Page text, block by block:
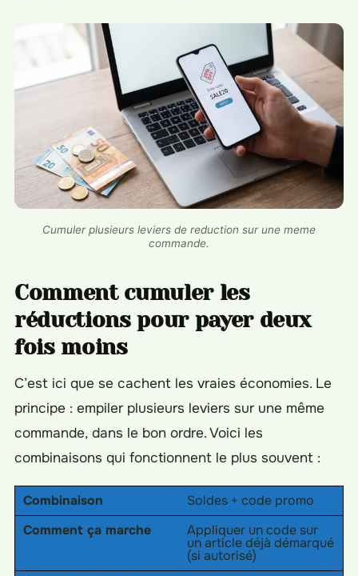
Cumuler plusieurs leviers de reduction sur une meme
commande.
Comment cumuler les
réductions pour payer deux
fois moins
C’est ici que se cachent les vraies économies. Le
principe : empiler plusieurs leviers sur une même
commande, dans le bon ordre. Voici les
combinaisons qui fonctionnent le plus souvent :
Combinaison
Soldes + code promo
Comment ça marche
Appliquer un code sur
un article déjà démarqué
(si autorisé)